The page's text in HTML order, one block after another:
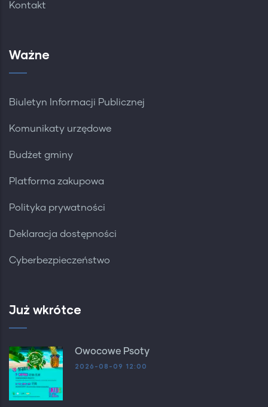
Kontakt
Ważne
Biuletyn Informacji Publicznej
Komunikaty urzędowe
Budżet gminy
Platforma zakupowa
Polityka prywatności
Deklaracja dostępności
Cyberbezpieczeństwo
Już wkrótce
Owocowe Psoty
2026-08-09 12:00